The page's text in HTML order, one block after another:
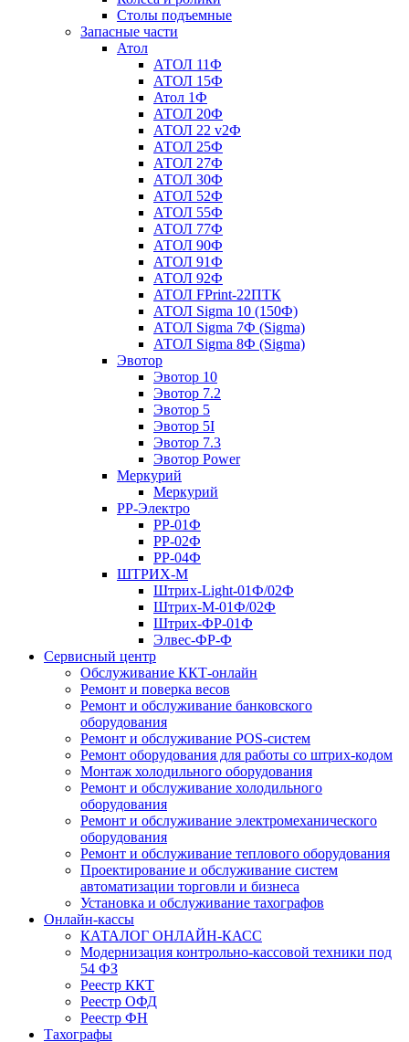
Столы подъемные
Запасные части
Атол
АТОЛ 11Ф
АТОЛ 15Ф
Атол 1Ф
АТОЛ 20Ф
АТОЛ 22 v2Ф
АТОЛ 25Ф
АТОЛ 27Ф
АТОЛ 30Ф
АТОЛ 52Ф
АТОЛ 55Ф
АТОЛ 77Ф
АТОЛ 90Ф
АТОЛ 91Ф
АТОЛ 92Ф
АТОЛ FPrint-22ПТК
АТОЛ Sigma 10 (150Ф)
АТОЛ Sigma 7Ф (Sigma)
АТОЛ Sigma 8Ф (Sigma)
Эвотор
Эвотор 10
Эвотор 7.2
Эвотор 5
Эвотор 5I
Эвотор 7.3
Эвотор Power
Меркурий
Меркурий
РР-Электро
РР-01Ф
РР-02Ф
РР-04Ф
ШТРИХ-М
Штрих-Light-01Ф/02Ф
Штрих-М-01Ф/02Ф
Штрих-ФР-01Ф
Элвес-ФР-Ф
Сервисный центр
Обслуживание ККТ-онлайн
Ремонт и поверка весов
Ремонт и обслуживание банковского
оборудования
Ремонт и обслуживание POS-систем
Ремонт оборудования для работы со штрих-кодом
Монтаж холодильного оборудования
Ремонт и обслуживание холодильного
оборудования
Ремонт и обслуживание электромеханического
оборудования
Ремонт и обслуживание теплового оборудования
Проектирование и обслуживание систем
автоматизации торговли и бизнеса
Установка и обслуживание тахографов
Онлайн-кассы
КАТАЛОГ ОНЛАЙН-КАСС
Модернизация контрольно-кассовой техники под
54 ФЗ
Реестр ККТ
Реестр ОФД
Реестр ФН
Тахографы